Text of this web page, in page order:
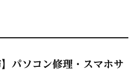
】パソコン修理・スマホサ